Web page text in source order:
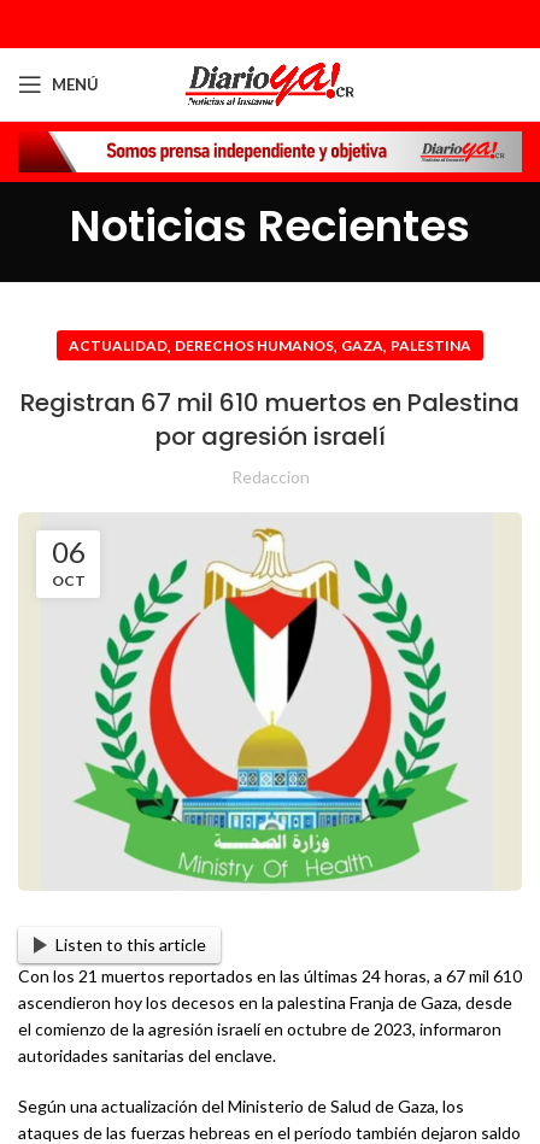
MENÚ
Noticias Recientes
ACTUALIDAD, DERECHOS HUMANOS, GAZA, PALESTINA
Registran 67 mil 610 muertos en Palestina
por agresión israelí
Redaccion
06
OCT
Listen to this article
Con los 21 muertos reportados en las últimas 24 horas, a 67 mil 610
ascendieron hoy los decesos en la palestina Franja de Gaza, desde
el comienzo de la agresión israelí en octubre de 2023, informaron
autoridades sanitarias del enclave.
Según una actualización del Ministerio de Salud de Gaza, los
ataques de las fuerzas hebreas en el período también dejaron saldo